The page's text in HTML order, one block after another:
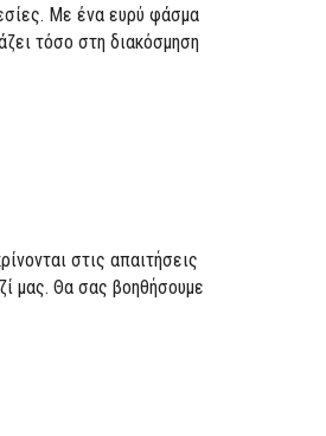
Με ένα ευρύ φάσμα
τόσο στη διακόσμηση
στις απαιτήσεις
μας. Θα σας βοηθήσουμε